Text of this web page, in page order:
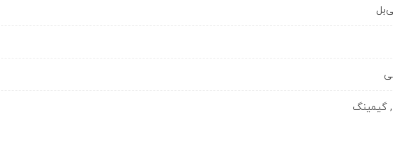
, گیمینگ